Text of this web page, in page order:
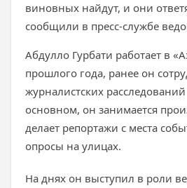
виновных найдут, и они
сообщили в пресс-службе
Абдулло Гурбати работает в
прошлого года, ранее он
журналистских
основном, он занимается
делает репортажи с места
опросы на улицах.
На днях он выступил в роли